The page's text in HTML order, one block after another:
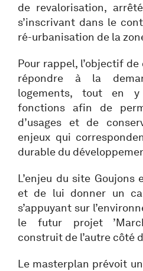
de revalorisation,
s’inscrivant dans le
ré-urbanisation de la
Pour rappel, l’objectif
répondre à la
logements, tout en y
fonctions afin de
d’usages et de
enjeux qui
durable du
L’enjeu du site
et de lui donner un
s’appuyant sur
le futur projet
construit de l’autre côté
Le masterplan prévoit